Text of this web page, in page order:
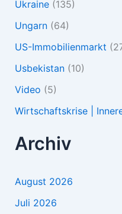
Ukraine(135)
Ungarn(64)
US-Immobilienmarkt
Usbekistan(10)
Video (5)
Wirtschaftskrise |
Archiv
August 2026
Juli 2026